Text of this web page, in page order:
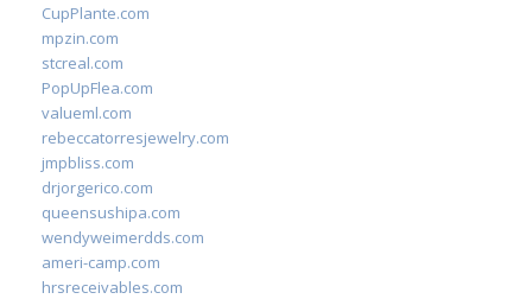
CupPlante.com
mpzin.com
stcreal.com
PopUpFlea.com
valueml.com
rebeccatorresjewelry.com
jmpbliss.com
drjorgerico.com
queensushipa.com
wendyweimerdds.com
ameri-camp.com
hrsreceivables.com